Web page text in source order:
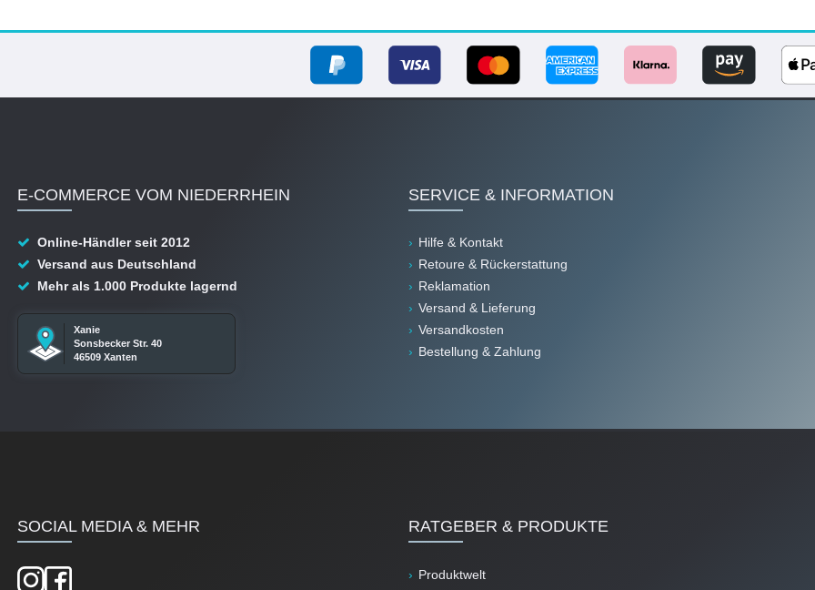
E-COMMERCE VOM NIEDERRHEIN
Online-Händler seit 2012
Versand aus Deutschland
Mehr als 1.000 Produkte lagernd
Xanie
Sonsbecker Str. 40
46509 Xanten
SERVICE & INFORMATION
Hilfe & Kontakt
Retoure & Rückerstattung
Reklamation
Versand & Lieferung
Versandkosten
Bestellung & Zahlung
SOCIAL MEDIA & MEHR RATGEBER & PRODUKTE
Produktwelt